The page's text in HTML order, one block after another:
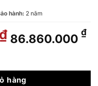
hành: 2 năm
₫ Giá
gốc
107.500.000 ₫.
86.860.000 ₫
số lượng
hàng